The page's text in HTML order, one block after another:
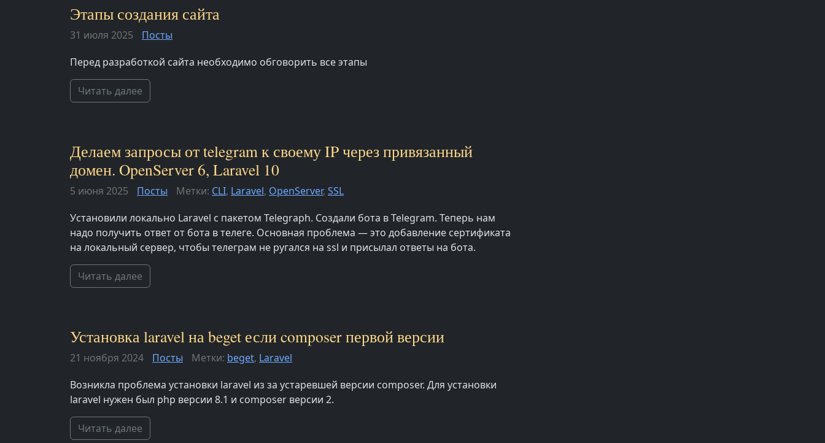
Этапы создания сайта
31 июля 2025
Посты
Перед разработкой сайта необходимо обговорить все этапы
Читать далее
Делаем запросы от telegram к своему IP через привязанный
домен. OpenServer 6, Laravel 10
5 июня 2025 Посты Метки: CLI, Laravel, OpenServer, SSL
Установили локально Laravel с пакетом Telegraph. Создали бота в Telegram. Теперь нам
надо получить ответ от бота в телеге. Основная проблема — это добавление сертификата
на локальный сервер, чтобы телеграм не ругался на ssl и присылал ответы на бота.
Читать далее
Установка laravel на beget если composer первой версии
21 ноября 2024 Посты Метки: beget, Laravel
Возникла проблема установки laravel из за устаревшей версии composer. Для установки
laravel нужен был php версии 8.1 и composer версии 2.
Читать далее